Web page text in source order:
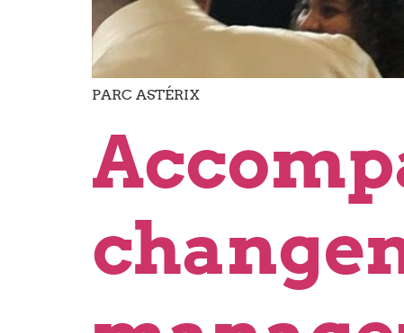
PARC ASTÉRIX